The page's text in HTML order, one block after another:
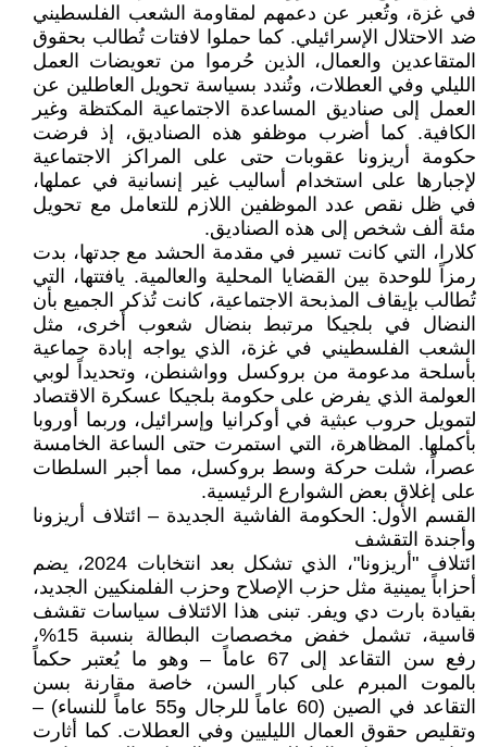
في غزة، وتُعبر عن دعمهم لمقاومة الشعب الفلسطيني
ضد الاحتلال الإسرائيلي. كما حملوا لافتات تُطالب بحقوق
المتقاعدين والعمال، الذين حُرموا من تعويضات العمل
الليلي وفي العطلات، وتُندد بسياسة تحويل العاطلين عن
العمل إلى صناديق المساعدة الاجتماعية المكتظة وغير
الكافية. كما أضرب موظفو هذه الصناديق، إذ فرضت
حكومة أريزونا عقوبات حتى على المراكز الاجتماعية
لإجبارها على استخدام أساليب غير إنسانية في عملها،
في ظل نقص عدد الموظفين اللازم للتعامل مع تحويل
مئة ألف شخص إلى هذه الصناديق.
كلارا، التي كانت تسير في مقدمة الحشد مع جدتها، بدت
رمزاً للوحدة بين القضايا المحلية والعالمية. يافتتها، التي
تُطالب بإيقاف المذبحة الاجتماعية، كانت تُذكر الجميع بأن
النضال في بلجيكا مرتبط بنضال شعوب أخرى، مثل
الشعب الفلسطيني في غزة، الذي يواجه إبادة جماعية
بأسلحة مدعومة من بروكسل وواشنطن، وتحديداً لوبي
العولمة الذي يفرض على حكومة بلجيكا عسكرة الاقتصاد
لتمويل حروب عبثية في أوكرانيا وإسرائيل، وربما أوروبا
بأكملها. المظاهرة، التي استمرت حتى الساعة الخامسة
عصراً، شلت حركة وسط بروكسل، مما أجبر السلطات
على إغلاق بعض الشوارع الرئيسية.
القسم الأول: الحكومة الفاشية الجديدة – ائتلاف أريزونا
وأجندة التقشف
ائتلاف "أريزونا"، الذي تشكل بعد انتخابات 2024، يضم
أحزاباً يمينية مثل حزب الإصلاح وحزب الفلمنكيين الجديد،
بقيادة بارت دي ويفر. تبنى هذا الائتلاف سياسات تقشف
قاسية، تشمل خفض مخصصات البطالة بنسبة 15%،
رفع سن التقاعد إلى 67 عاماً – وهو ما يُعتبر حكماً
بالموت المبرم على كبار السن، خاصة مقارنة بسن
التقاعد في الصين (60 عاماً للرجال و55 عاماً للنساء) –
وتقليص حقوق العمال الليليين وفي العطلات. كما أثارت